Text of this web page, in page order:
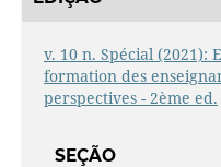
v. 10 n. Spécial (2021):
formation des
perspectives - 2ème ed.
SEÇÃO